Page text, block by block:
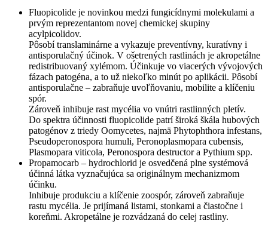
Fluopicolide je novinkou medzi fungicídnymi molekulami a
prvým reprezentantom novej chemickej skupiny
acylpicolidov.
Pôsobí translaminárne a vykazuje preventívny, kuratívny i
antisporulačný účinok. V ošetrených rastlinách je akropetálne
redistribuovaný xylémom. Účinkuje vo viacerých vývojových
fázach patogéna, a to už niekoľko minút po aplikácii. Pôsobí
antisporulačne – zabraňuje uvoľňovaniu, mobilite a klíčeniu
spór.
Zároveň inhibuje rast mycélia vo vnútri rastlinných pletív.
Do spektra účinnosti fluopicolide patrí široká škála hubových
patogénov z triedy Oomycetes, najmä Phytophthora infestans,
Pseudoperonospora humuli, Peronoplasmopara cubensis,
Plasmopara viticola, Peronospora destructor a Pythium spp.
Propamocarb – hydrochlorid je osvedčená plne systémová
účinná látka vyznačujúca sa originálnym mechanizmom
účinku.
Inhibuje produkciu a klíčenie zoospór, zároveň zabraňuje
rastu mycélia. Je prijímaná listami, stonkami a čiastočne i
koreňmi. Akropetálne je rozvádzaná do celej rastliny.